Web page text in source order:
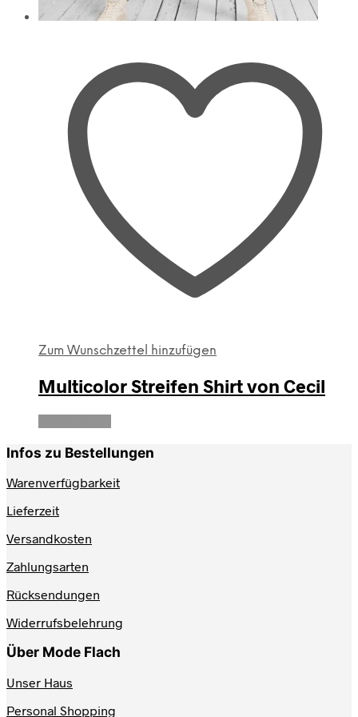
Zum Wunschzettel hinzufügen
Multicolor Streifen Shirt von Cecil
Infos zu Bestellungen
Warenverfügbarkeit
Lieferzeit
Versandkosten
Zahlungsarten
Rücksendungen
Widerrufsbelehrung
Über Mode Flach
Unser Haus
Personal Shopping